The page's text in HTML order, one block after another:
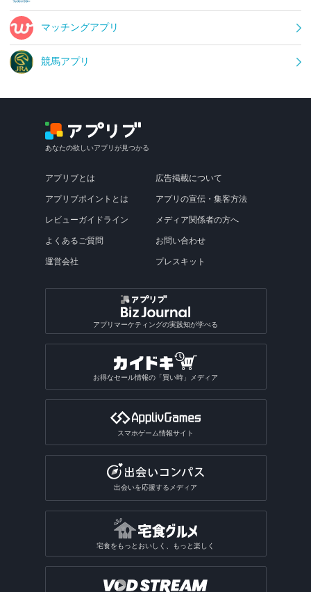
マッチングアプリ
競馬アプリ
あなたの欲しいアプリが見つかる
アプリブとは
アプリブポイントとは
レビューガイドライン
よくあるご質問
運営会社
広告掲載について
アプリの宣伝・集客方法
メディア関係者の方へ
お問い合わせ
プレスキット
アプリマーケティングの実践知が学べる
お得なセール情報の「買い時」メディア
スマホゲーム情報サイト
出会いを応援するメディア
宅食をもっとおいしく、もっと楽しく